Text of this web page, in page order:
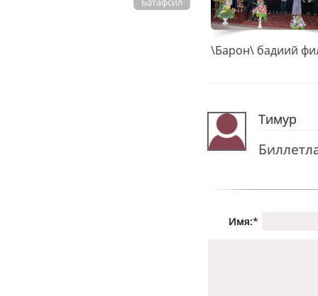
Тимур
Имя:*